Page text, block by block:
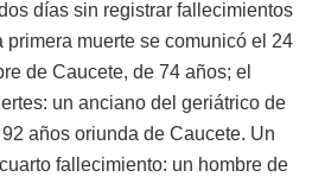
días sin registrar fallecimientos
muerte se comunicó el 24
de Caucete, de 74 años; el
un anciano del geriátrico de
años oriunda de Caucete. Un
fallecimiento: un hombre de